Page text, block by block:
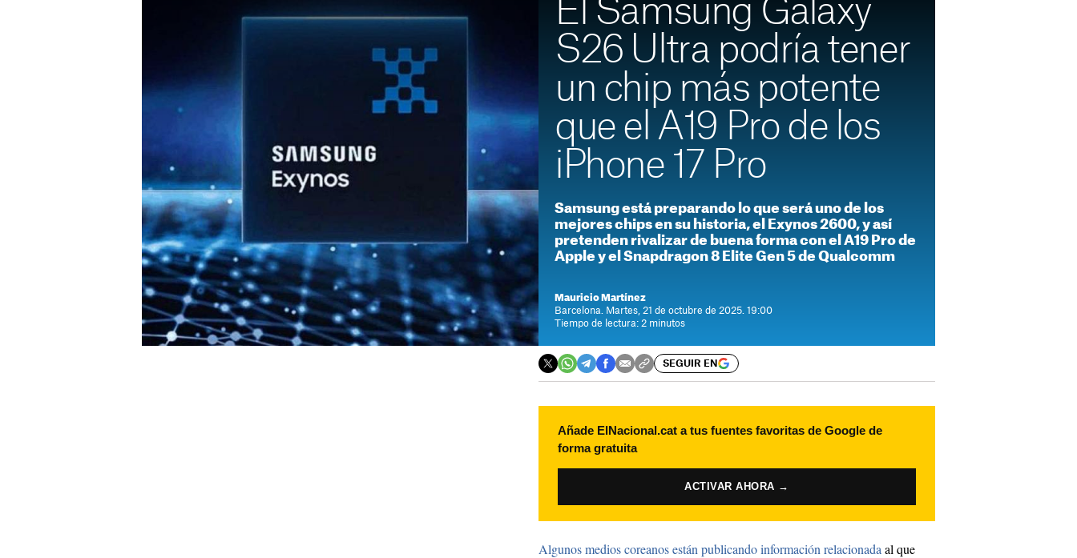
El Samsung Galaxy
S26 Ultra podría tener
un chip más potente
que el A19 Pro de los
iPhone 17 Pro
Samsung está preparando lo que será uno de los
mejores chips en su historia, el Exynos 2600, y así
pretenden rivalizar de buena forma con el A19 Pro de
Apple y el Snapdragon 8 Elite Gen 5 de Qualcomm
Mauricio Martínez
Barcelona. Martes, 21 de octubre de 2025. 19:00
Tiempo de lectura: 2 minutos
SEGUIR EN
Añade ElNacional.cat a tus fuentes favoritas de Google de
forma gratuita
ACTIVAR AHORA →
Algunos medios coreanosestán publicando información relacionada al que